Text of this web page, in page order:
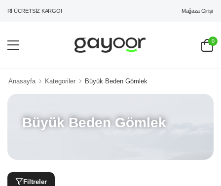
ÜCRETSİZ KARGO! Mağaza Girişi
0
Anasayfa Kategoriler Büyük Beden Gömlek
Büyük Beden Gömlek
Filtreler